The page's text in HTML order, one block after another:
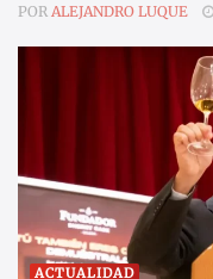
POR ALEJANDRO LUQUE
ACTUALIDAD